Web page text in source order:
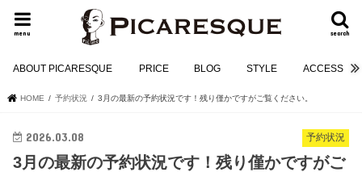
search
menu
ABOUT PICARESQUE PRICE BLOG STYLE ACCESS
HOME 予約状況 3月の最新の予約状況です！残り僅かですがご覧ください。
予約状況
2026.03.08
3月の最新の予約状況です！残り僅かですがご